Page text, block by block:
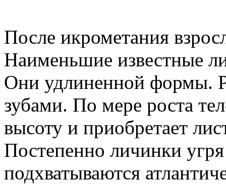
После икрометания
Наименьшие известные
Они удлиненной формы.
зубами. По мере роста
высоту и приобретает
Постепенно личинки
подхватываются